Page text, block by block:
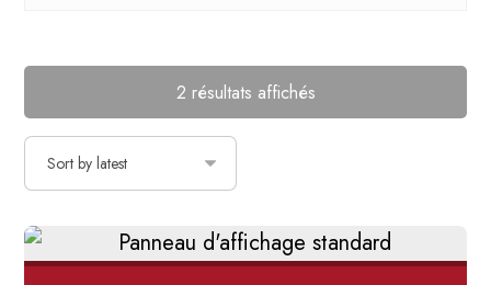
2 résultats affichés